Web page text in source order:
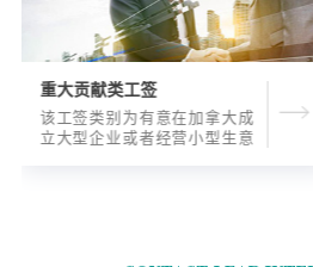
重大贡献类工签
该工签类别为有意在加拿大成
立大型企业或者经营小型生意